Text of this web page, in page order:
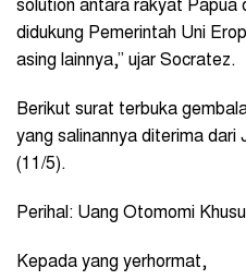
solution antara rakyat Papua
didukung Pemerintah Uni
asing lainnya,” ujar Socratez.
Berikut surat terbuka
yang salinannya diterima dari
(11/5).
Perihal: Uang Otomomi
Kepada yang yerhormat,